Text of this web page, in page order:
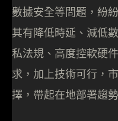
數據安全等問題，紛
其有降低時延、減低
私法規、高度控軟硬
求，加上技術可行，
擇，帶起在地部署趨勢